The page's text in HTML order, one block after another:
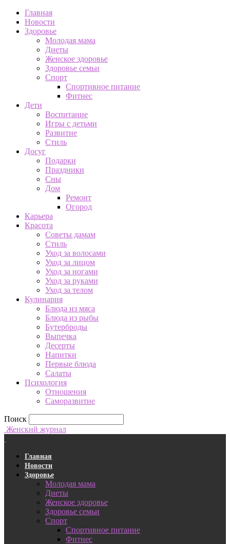
Главная
Новости
Здоровье
Молодая мама
Диеты
Женское здоровье
Здоровье семьи
Спорт
Спортивное питание
Фитнес
Дети
Воспитание
Игры с детьми
Развитие
Стиль
Досуг
Подарки
Праздники
Сны
Дом
Ремонт
Огород
Карьера
Красота
Советы дамам
Стиль
Уход за волосами
Уход за лицом
Уход за ногами
Уход за руками
Уход за телом
Кулинария
Блюда из мяса
Блюда из рыбы
Бутерброды
Выпечка
Десерты
Напитки
Первые блюда
Салаты
Психология
Отношения
Саморазвитие
Поиск
Женский журнал
Главная
Новости
Здоровье
Молодая мама
Диеты
Женское здоровье
Здоровье семьи
Спорт
Спортивное питание
Фитнес